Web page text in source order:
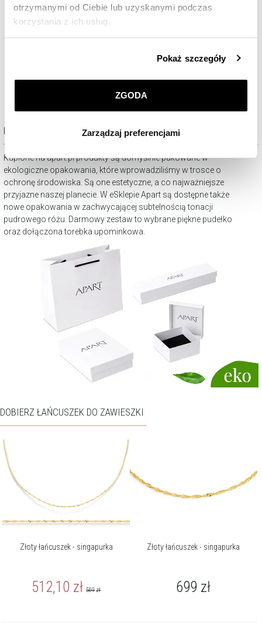
otrzymanymi od Ciebie lub uzyskanymi podczas
korzystania z ich usług.
przez nas plików cookie znajdziesz wPolityce
prywatności.
korzystamy. Możesz również wybrać jaki rodzaj plików
Zarządzaj preferencjami. W każdej chwili możesz
dokonać zmiany wybranych przez Ciebie plików cookie.
Pokaż szczegóły
ZGODA
Zarządzaj preferencjami
ZOBACZ CAŁĄ KOLEKCJĘ VINTAGE
Piękne opakowanie gratis
Kupione na apart.pl produkty są domyślnie pakowane w
ekologiczne opakowania, które wprowadziliśmy w trosce o
ochronę środowiska. Są one estetyczne, a co najważniejsze
przyjazne naszej planecie. W eSklepie Apart są dostępne także
nowe opakowania w zachwycającej subtelnością tonacji
pudrowego różu. Darmowy zestaw to wybrane piękne pudełko
oraz dołączona torebka upominkowa.
DOBIERZ ŁAŃCUSZEK DO ZAWIESZKI
Złoty łańcuszek - singapurka
512,10 zł 569zł
Złoty łańcuszek - singapurka
699 zł